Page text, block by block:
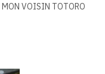
MON VOISIN TOTORO